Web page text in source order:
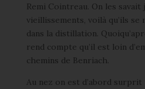
Remi Cointreau. On les
vieillissements, voilà qu’ils
dans la distillation.
rend compte qu’il est loin
chemins de Benriach.
Au nez on est d’abord surprit